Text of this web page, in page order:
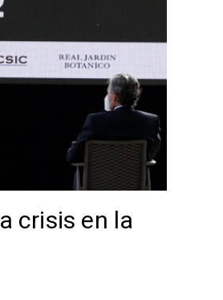
crisis en la